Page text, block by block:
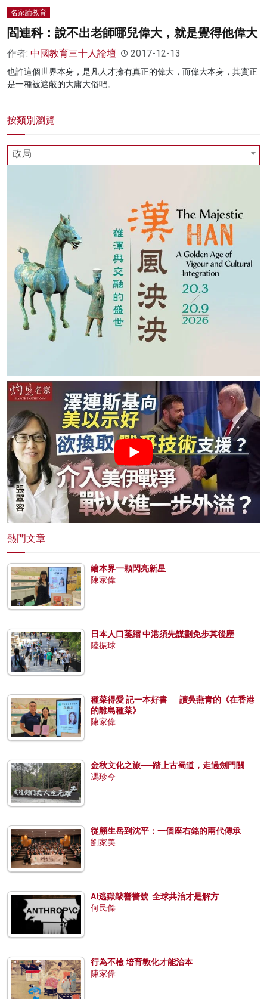
名家論教育
閻連科：說不出老師哪兒偉大，就是覺得他偉大
作者: 中國教育三十人論壇 2017-12-13
也許這個世界本身，是凡人才擁有真正的偉大，而偉大本身，其實正
是一種被遮蔽的大庸大俗吧。
按類別瀏覽
政局
熱門文章
繪本界一顆閃亮新星
陳家偉
日本人口萎縮 中港須先謀劃免步其後塵
陸振球
種菜得愛 記一本好書──讀吳燕青的《在香港
的離島種菜》
陳家偉
金秋文化之旅──踏上古蜀道，走過劍門關
馮珍今
從顧生岳到沈平：一個座右銘的兩代傳承
劉家美
AI逃獄敲響警號 全球共治才是解方
何民傑
行為不檢 培育教化才能治本
陳家偉